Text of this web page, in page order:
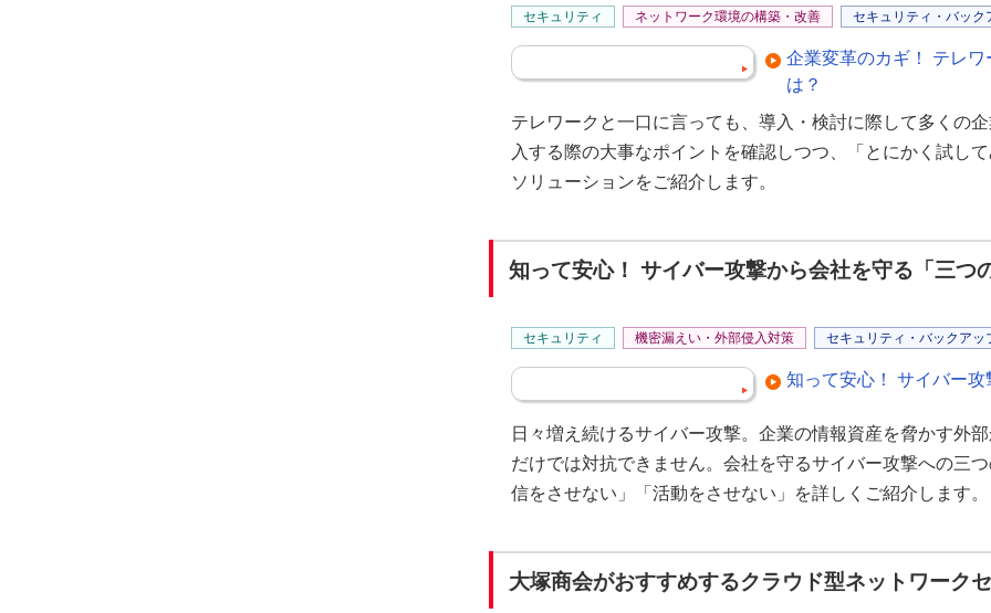
セキュリティ ネットワーク環境の構築・改善 セキュリティ・バック
企業変革のカギ！ テレ
は？
テレワークと一口に言っても、導入・検討に際して多くの
入する際の大事なポイントを確認しつつ、「とにかく試し
ソリューションをご紹介します。
知って安心！ サイバー攻撃から会社を守る「三つ
セキュリティ 機密漏えい・外部侵入対策 セキュリティ・バックアッ
知って安心！ サイバー攻
日々増え続けるサイバー攻撃。企業の情報資産を脅かす外
だけでは対抗できません。会社を守るサイバー攻撃への三
信をさせない」「活動をさせない」を詳しくご紹介します。
大塚商会がおすすめするクラウド型ネットワーク